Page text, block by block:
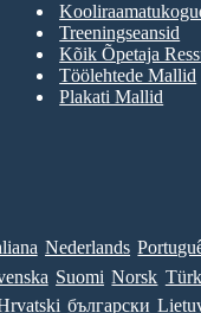
Treeningseansid
Kõik Õpetaja
Töölehtede Mallid
Plakati Mallid
Nederlands
Suomi Norsk
български